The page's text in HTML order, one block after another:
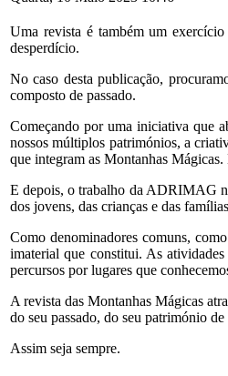
Uma revista é também um
desperdício.
No caso desta publicação,
composto de passado.
Começando por uma iniciativa que
nossos múltiplos patrimónios, a
que integram as Montanhas
E depois, o trabalho da ADRIMAG
dos jovens, das crianças e das
Como denominadores comuns,
imaterial que constitui. As
percursos por lugares que
A revista das Montanhas Mágicas
do seu passado, do seu património
Assim seja sempre.